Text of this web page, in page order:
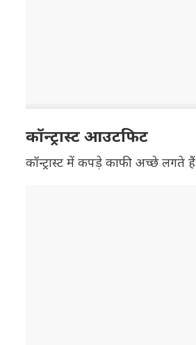
कॉन्ट्रास्ट आउटफिट
कॉन्ट्रास्ट में कपड़े काफी अच्छे